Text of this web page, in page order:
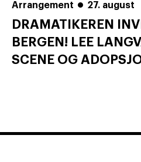
Arrangement 27. august
DRAMATIKEREN
BERGEN! LEE
SCENE OG